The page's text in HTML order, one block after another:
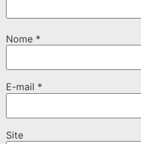
Nome *
E-mail *
Site